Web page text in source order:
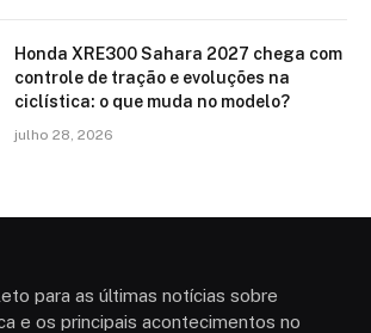
Honda XRE300 Sahara 2027 chega com
controle de tração e evoluções na
ciclística: o que muda no modelo?
julho 28, 2026
para as últimas notícias sobre
e os principais acontecimentos no